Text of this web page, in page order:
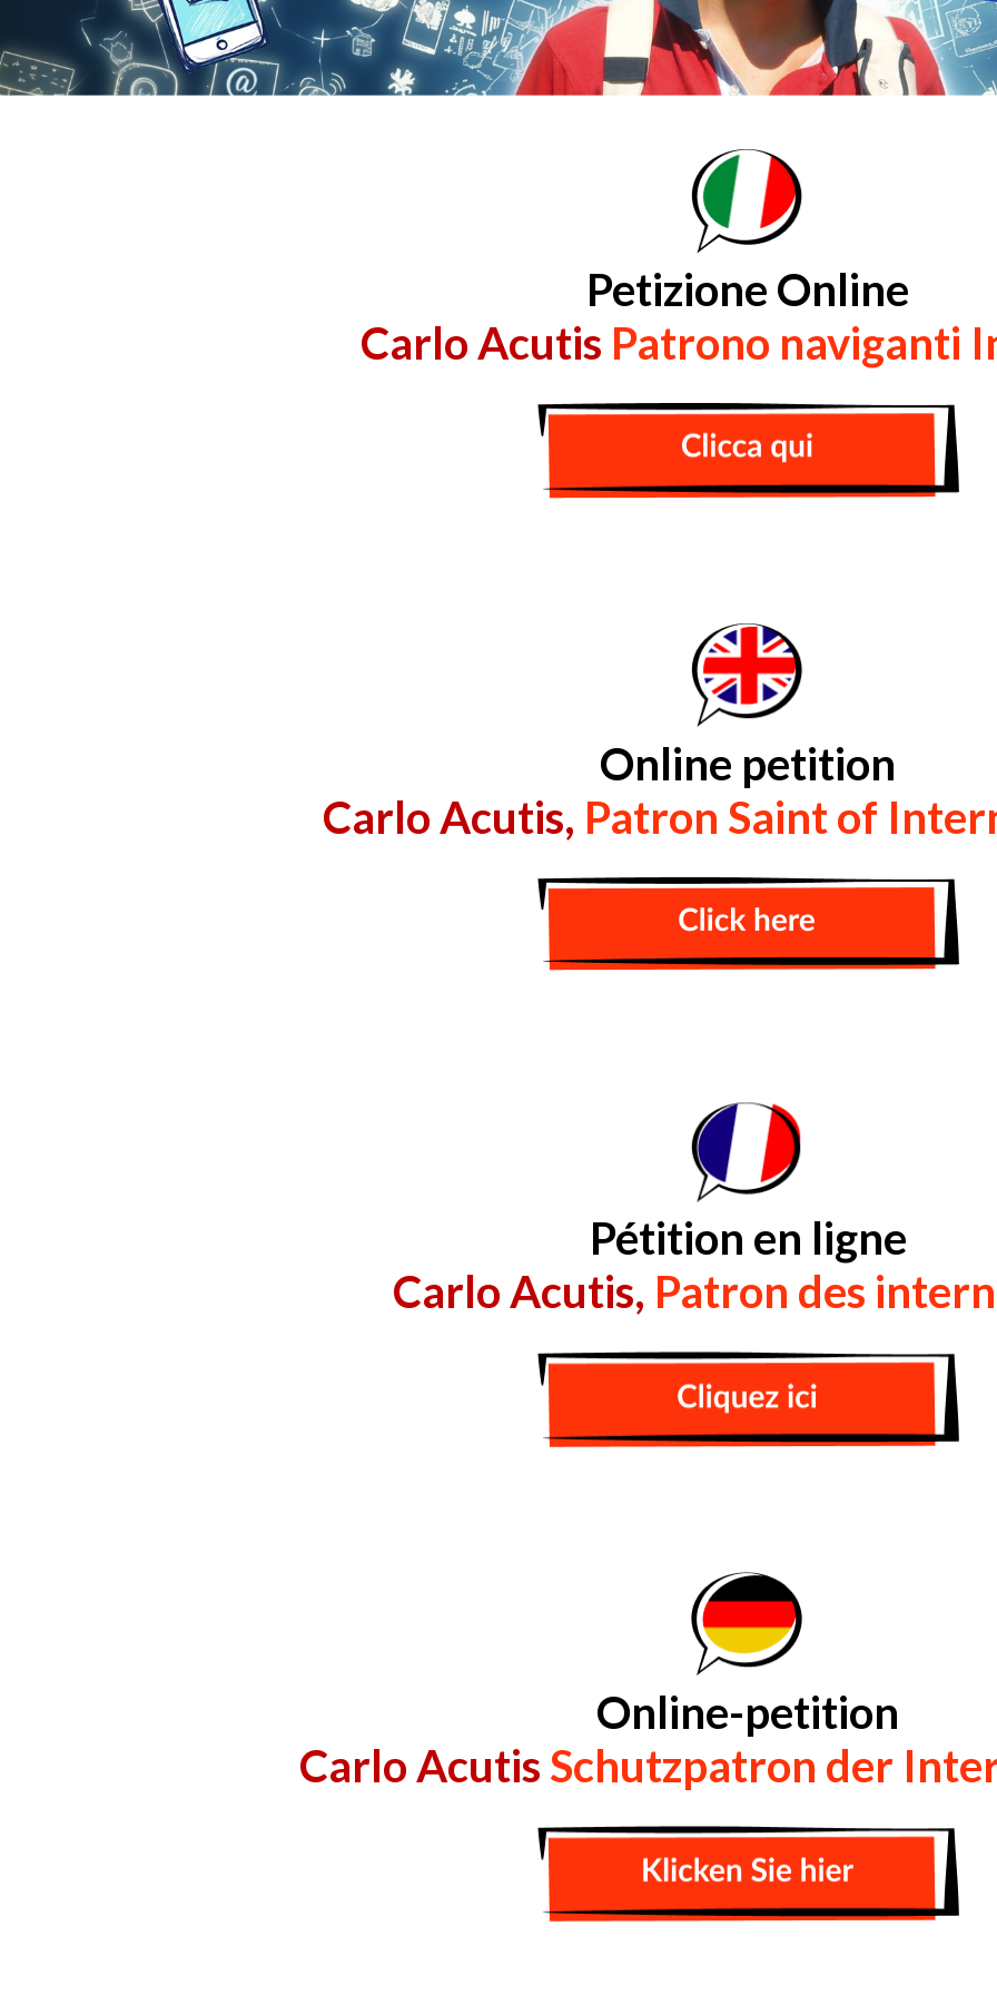
Petizione Online
Carlo Acutis Patrono naviganti
Online petition
Carlo Acutis, Patron Saint of
Pétition en ligne
Carlo Acutis, Patron des
Online-petition
Carlo Acutis Schutzpatron der